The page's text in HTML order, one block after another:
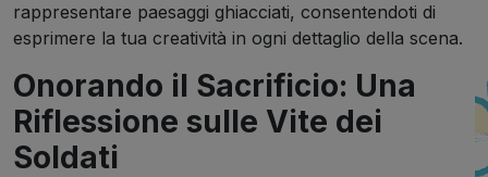
rappresentare paesaggi ghiacciati, consentendoti di
esprimere la tua creatività in ogni dettaglio della scena.
Onorando il Sacrificio: Una
Riflessione sulle Vite dei
Soldati